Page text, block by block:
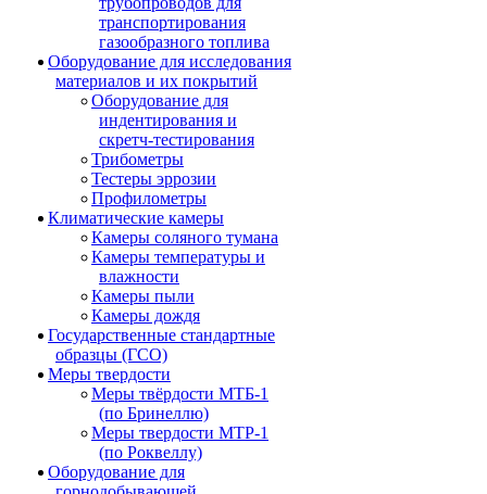
транспортирования
газообразного топлива
Оборудование для исследования
материалов и их покрытий
Оборудование для
индентирования и
скретч-тестирования
Трибометры
Тестеры эррозии
Профилометры
Климатические камеры
Камеры соляного тумана
Камеры температуры и
влажности
Камеры пыли
Камеры дождя
Государственные стандартные
образцы (ГСО)
Меры твердости
Меры твёрдости МТБ-1
(по Бринеллю)
Меры твердости МТР-1
(по Роквеллу)
Оборудование для